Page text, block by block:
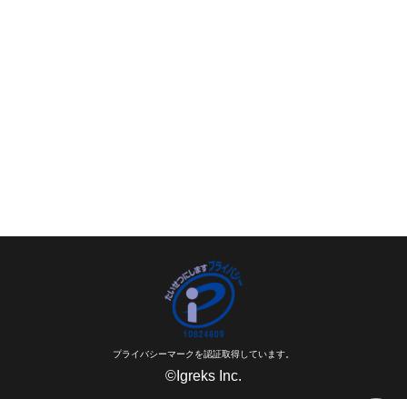
プライバシーマークを認証取得しています。
©Igreks Inc.